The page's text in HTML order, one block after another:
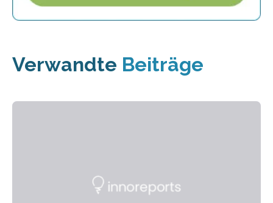
Verwandte Beiträge